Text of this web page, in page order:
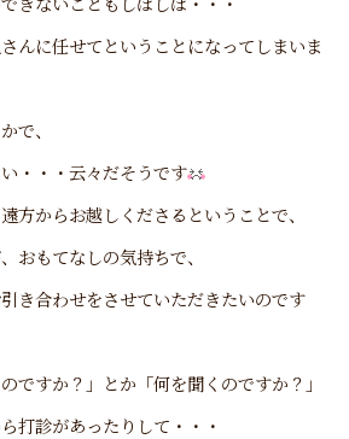
んに任せてということになってしまいま
で、
・・・云々だそうです
方からお越しくださるということで、
おもてなしの気持ちで、
き合わせをさせていただきたいのです
ですか？」とか「何を聞くのですか？」
打診があったりして・・・